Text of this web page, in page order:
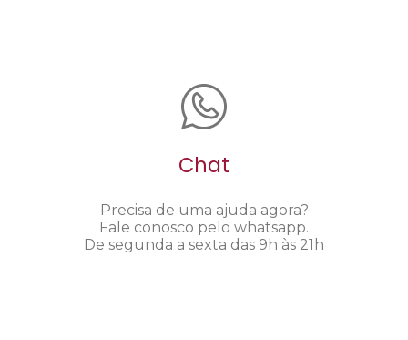
Chat
Precisa de uma ajuda agora?
Fale conosco pelo whatsapp.
De segunda a sexta das 9h às 21h